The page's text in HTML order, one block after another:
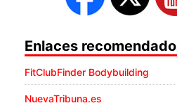
Enlaces
FitClubFinder Bodybuilding
NuevaTribuna.es